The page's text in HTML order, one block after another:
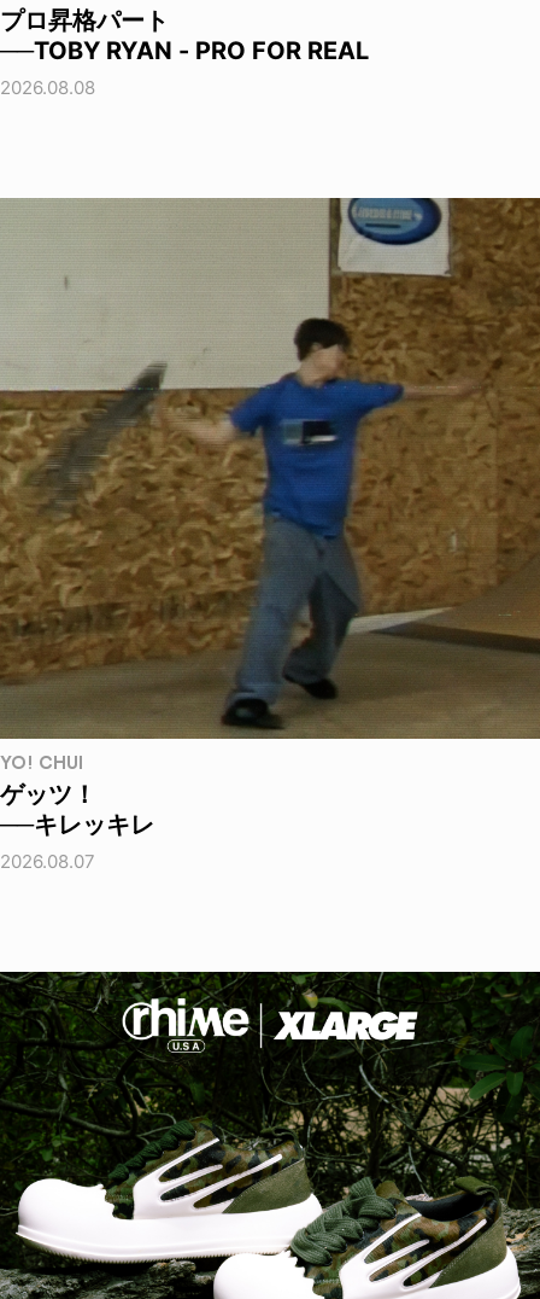
プロ昇格パート
──TOBY RYAN - PRO FOR REAL
2026.08.08
YO! CHUI
ゲッツ！
──キレッキレ
2026.08.07